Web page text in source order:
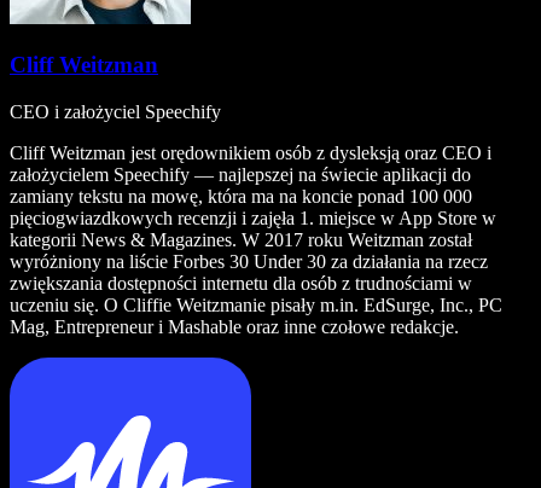
Cliff Weitzman
CEO i założyciel Speechify
Cliff Weitzman jest orędownikiem osób z dysleksją oraz CEO i
założycielem Speechify — najlepszej na świecie aplikacji do
zamiany tekstu na mowę, która ma na koncie ponad 100 000
pięciogwiazdkowych recenzji i zajęła 1. miejsce w App Store w
kategorii News & Magazines. W 2017 roku Weitzman został
wyróżniony na liście Forbes 30 Under 30 za działania na rzecz
zwiększania dostępności internetu dla osób z trudnościami w
uczeniu się. O Cliffie Weitzmanie pisały m.in. EdSurge, Inc., PC
Mag, Entrepreneur i Mashable oraz inne czołowe redakcje.